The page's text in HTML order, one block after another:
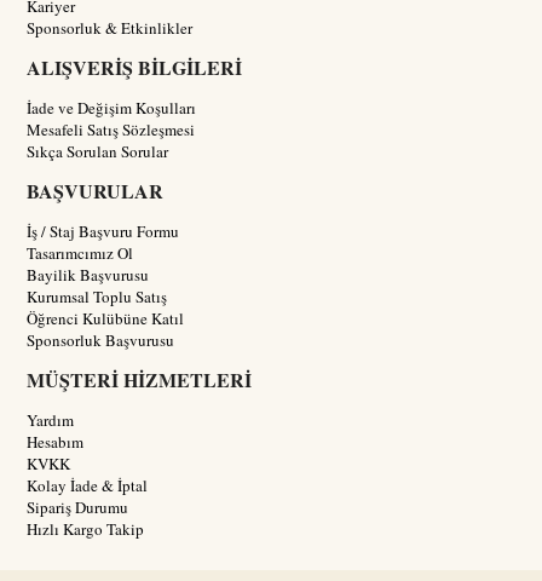
Kariyer
Sponsorluk & Etkinlikler
ALIŞVERİŞ BİLGİLERİ
İade ve Değişim Koşulları
Mesafeli Satış Sözleşmesi
Sıkça Sorulan Sorular
BAŞVURULAR
İş / Staj Başvuru Formu
Tasarımcımız Ol
Bayilik Başvurusu
Kurumsal Toplu Satış
Öğrenci Kulübüne Katıl
Sponsorluk Başvurusu
MÜŞTERİ HİZMETLERİ
Yardım
Hesabım
KVKK
Kolay İade & İptal
Sipariş Durumu
Hızlı Kargo Takip